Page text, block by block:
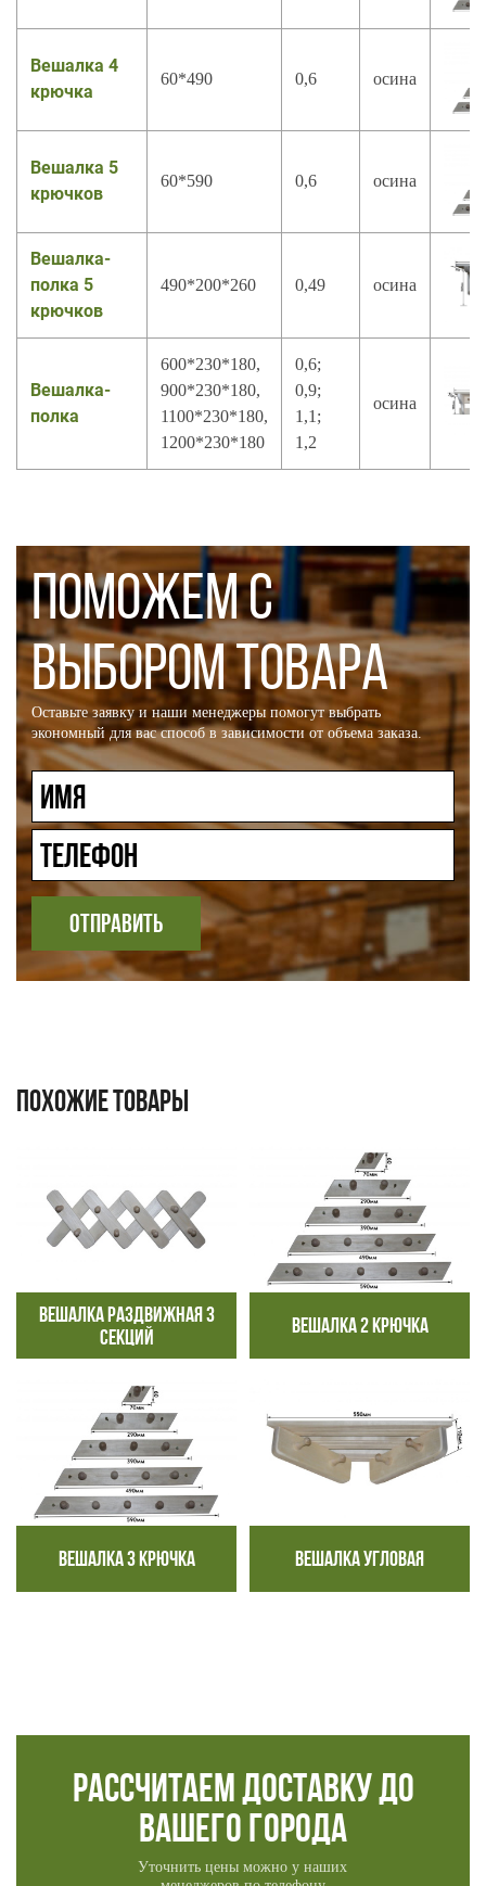
Вешалка 4
крючка
60*490 0,6 осина
Вешалка 5
крючков
60*590 0,6 осина
Вешалка-
полка 5
крючков
490*200*260 0,49 осина
Вешалка-
полка
600*230*180,
900*230*180,
1100*230*180,
1200*230*180
0,6;
0,9;
1,1;
1,2
осина
ПОМОЖЕМ С
ВЫБОРОМ ТОВАРА
Оставьте заявку и наши менеджеры помогут выбрать
экономный для вас способ в зависимости от объема заказа.
ПОХОЖИЕ ТОВАРЫ
ВЕШАЛКА РАЗДВИЖНАЯ 3
СЕКЦИЙ
ВЕШАЛКА 2 КРЮЧКА
ВЕШАЛКА 3 КРЮЧКА ВЕШАЛКА УГЛОВАЯ
Рассчитаем доставку до
вашего города
Уточнить цены можно у наших